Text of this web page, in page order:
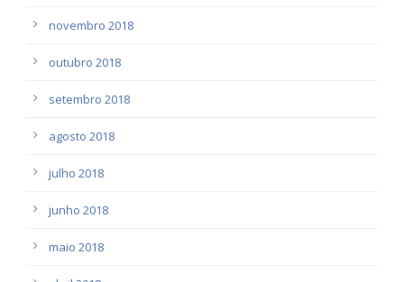
novembro 2018
outubro 2018
setembro 2018
agosto 2018
julho 2018
junho 2018
maio 2018